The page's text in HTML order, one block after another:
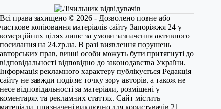
Всі права захищено © 2026 - Дозволено повне або
часткове копіювання матеріалів сайту Запоріжжя 24 у
комерційних цілях лише за умови зазначення активного
посилання на 24.zp.ua. В разі виявлення порушень
авторських прав, винні особи можуть бути притягнуті до
відповідальності відповідно до законодавства України.
Інформація рекламного характеру публікується Редакція
сайту не завжди поділяє точку зору авторів, а також не
несе відповідальності за матеріали, розміщені у
коментарях та рекламних статтях. Сайт містить
матеріали, призначені виключно для користувачів 21+.